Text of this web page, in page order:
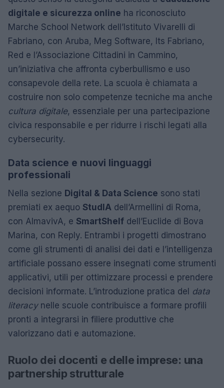
digitale e sicurezza online ha riconosciuto
Marche School Network dell’Istituto Vivarelli di
Fabriano, con Aruba, Meg Software, Its Fabriano,
Red e l’Associazione Cittadini in Cammino,
un’iniziativa che affronta cyberbullismo e uso
consapevole della rete. La scuola è chiamata a
costruire non solo competenze tecniche ma anche
cultura digitale, essenziale per una partecipazione
civica responsabile e per ridurre i rischi legati alla
cybersecurity.
Data science e nuovi linguaggi
professionali
Nella sezione Digital & Data Science sono stati
premiati ex aequo StudIA dell’Armellini di Roma,
con AlmavivA, e SmartShelf dell’Euclide di Bova
Marina, con Reply. Entrambi i progetti dimostrano
come gli strumenti di analisi dei dati e l’intelligenza
artificiale possano essere insegnati come strumenti
applicativi, utili per ottimizzare processi e prendere
decisioni informate. L’introduzione pratica del data
literacynelle scuole contribuisce a formare profili
pronti a integrarsi in filiere produttive che
valorizzano dati e automazione.
Ruolo dei docenti e delle imprese: una
partnership strutturale